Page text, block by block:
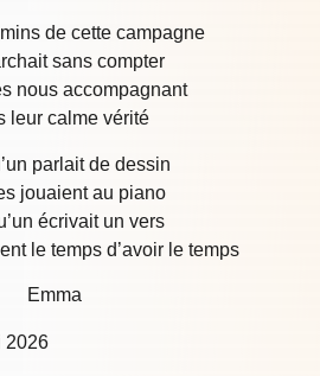
de cette campagne
sans compter
nous accompagnant
leur calme vérité
parlait de dessin
jouaient au piano
écrivait un vers
le temps d’avoir le temps
Emma
2026